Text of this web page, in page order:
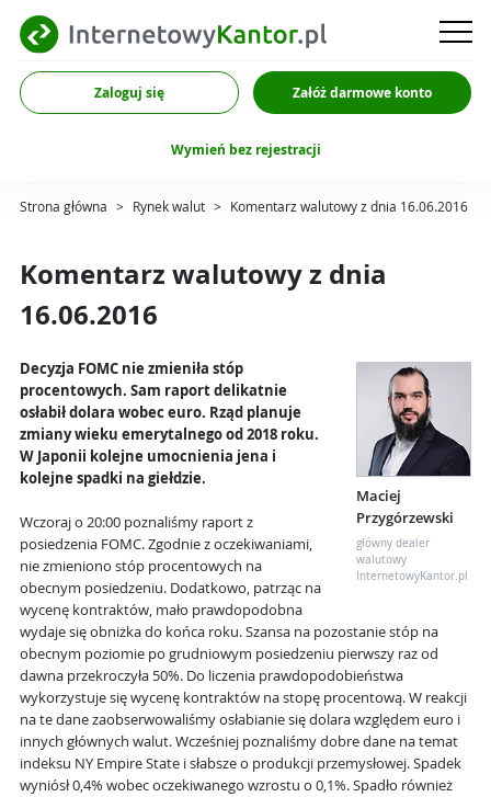
Zaloguj się Załóż darmowe konto
Wymień bez rejestracji
Strona główna > Rynek walut > Komentarz walutowy z dnia 16.06.2016
Komentarz walutowy z dnia
16.06.2016
Maciej
Przygórzewski
główny dealer
walutowy
InternetowyKantor.pl
Decyzja FOMC nie zmieniła stóp
procentowych. Sam raport delikatnie
osłabił dolara wobec euro. Rząd planuje
zmiany wieku emerytalnego od 2018 roku.
W Japonii kolejne umocnienia jena i
kolejne spadki na giełdzie.
Wczoraj o 20:00 poznaliśmy raport z
posiedzenia FOMC. Zgodnie z oczekiwaniami,
nie zmieniono stóp procentowych na
obecnym posiedzeniu. Dodatkowo, patrząc na
wycenę kontraktów, mało prawdopodobna
wydaje się obniżka do końca roku. Szansa na pozostanie stóp na
obecnym poziomie po grudniowym posiedzeniu pierwszy raz od
dawna przekroczyła 50%. Do liczenia prawdopodobieństwa
wykorzystuje się wycenę kontraktów na stopę procentową. W reakcji
na te dane zaobserwowaliśmy osłabianie się dolara względem euro i
innych głównych walut. Wcześniej poznaliśmy dobre dane na temat
indeksu NY Empire State i słabsze o produkcji przemysłowej. Spadek
wyniósł 0,4% wobec oczekiwanego wzrostu o 0,1%. Spadło również